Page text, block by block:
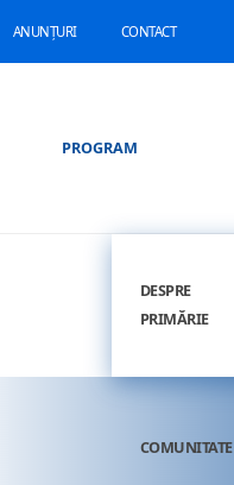
ANUNȚURI CONTACT
PROGRAM
DESPRE
PRIMĂRIE
COMUNITATE